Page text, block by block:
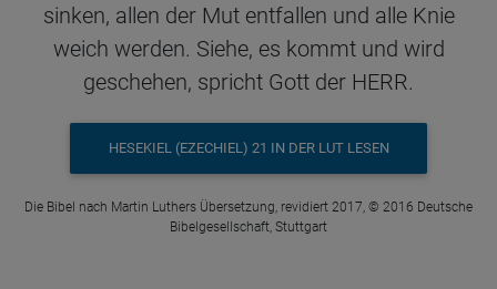
sinken, allen der Mut entfallen und alle Knie
weich werden. Siehe, es kommt und wird
geschehen, spricht Gott der HERR.
HESEKIEL (EZECHIEL) 21 IN DER LUT LESEN
Die Bibel nach Martin Luthers Übersetzung, revidiert 2017, © 2016 Deutsche
Bibelgesellschaft, Stuttgart